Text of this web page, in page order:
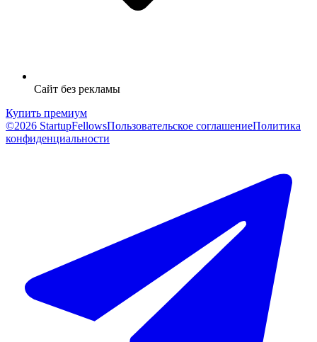
Сайт без рекламы
Купить премиум
©2026 StartupFellowsПользовательское соглашениеПолитика
конфиденциальности